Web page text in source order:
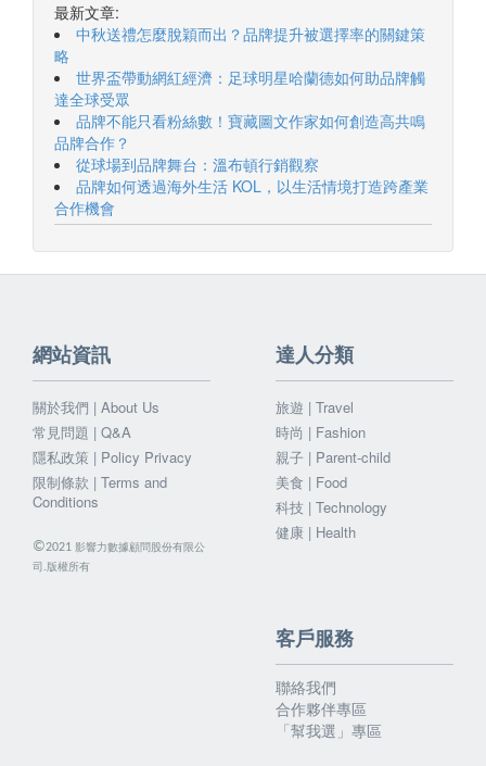
最新文章:
中秋送禮怎麼脫穎而出？品牌提升被選擇率的關鍵策
略
世界盃帶動網紅經濟：足球明星哈蘭德如何助品牌觸
達全球受眾
品牌不能只看粉絲數！寶藏圖文作家如何創造高共鳴
品牌合作？
從球場到品牌舞台：溫布頓行銷觀察
品牌如何透過海外生活 KOL，以生活情境打造跨產業
合作機會
網站資訊
關於我們 | About Us
常見問題 | Q&A
隱私政策 | Policy Privacy
限制條款 | Terms and
Conditions
©2021 影響力數據顧問股份有限公
司.版權所有
達人分類
旅遊 | Travel
時尚 | Fashion
親子 | Parent-child
美食 | Food
科技 | Technology
健康 | Health
客戶服務
聯絡我們
合作夥伴專區
「幫我選」專區